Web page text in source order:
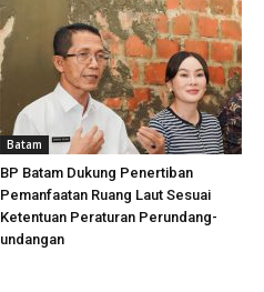
Batam
BP Batam Dukung Penertiban
Pemanfaatan Ruang Laut Sesuai
Ketentuan Peraturan Perundang-
undangan